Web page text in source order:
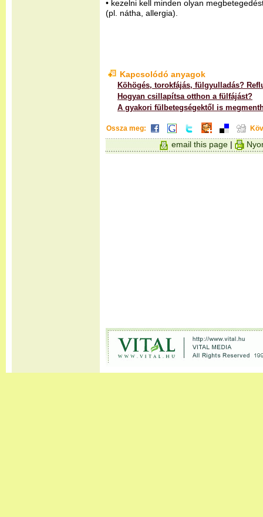
• kezelni kell minden olyan
(pl. nátha, allergia).
Kapcsolódó anyagok
Köhögés, torokfájás, fülgyulladás?
Hogyan csillapítsa otthon a fülfájást?
A gyakori fülbetegségektől is
Ossza meg:
email this page |